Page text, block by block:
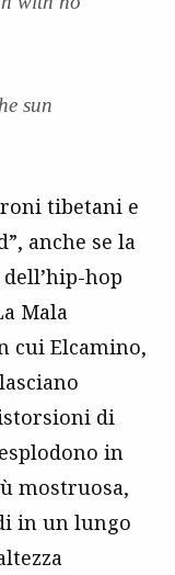
sun
tibetani e
anche se la
hop
Mala
cui Elcamino,
di
in
mostruosa,
in un lungo